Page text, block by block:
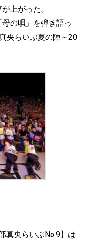
上がった。
の唄」を弾き語っ
央らいぶ夏の陣～20
真央らいぶNo.9】は